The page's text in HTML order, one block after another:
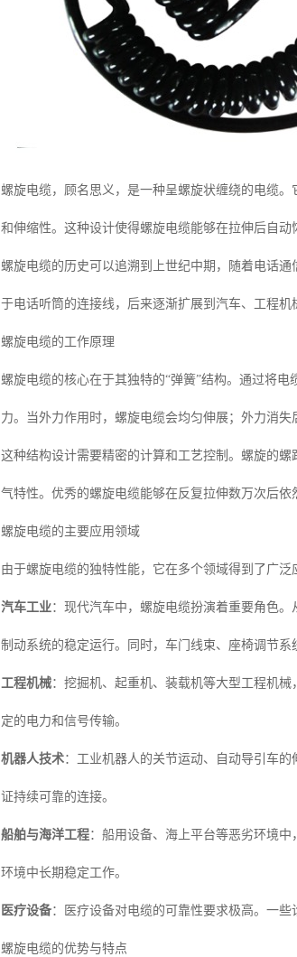
螺旋电缆，顾名思义，是一种呈螺旋状缠绕的电缆
和伸缩性。这种设计使得螺旋电缆能够在拉伸后自动
螺旋电缆的历史可以追溯到上世纪中期，随着电话
于电话听筒的连接线，后来逐渐扩展到汽车、工程机
螺旋电缆的工作原理
螺旋电缆的核心在于其独特的“弹簧”结构。通过将
力。当外力作用时，螺旋电缆会均匀伸展；外力消失
这种结构设计需要精密的计算和工艺控制。螺旋的
气特性。优秀的螺旋电缆能够在反复拉伸数万次后依
螺旋电缆的主要应用领域
由于螺旋电缆的独特性能，它在多个领域得到了广泛
汽车工业：现代汽车中，螺旋电缆扮演着重要角色
制动系统的稳定运行。同时，车门线束、座椅调节系
工程机械：挖掘机、起重机、装载机等大型工程机
定的电力和信号传输。
机器人技术：工业机器人的关节运动、自动导引车
证持续可靠的连接。
船舶与海洋工程：船用设备、海上平台等恶劣环境
环境中长期稳定工作。
医疗设备：医疗设备对电缆的可靠性要求极高。一
螺旋电缆的优势与特点